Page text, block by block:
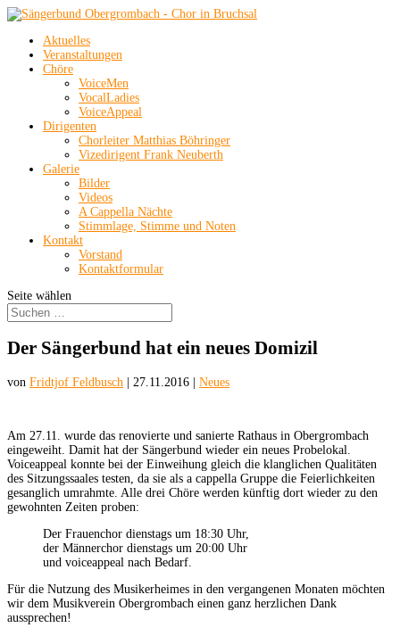
Aktuelles
Veranstaltungen
Chöre
VoiceMen
VocalLadies
VoiceAppeal
Dirigenten
Chorleiter Matthias Böhringer
Vizedirigent Frank Neuberth
Galerie
Bilder
Videos
A Cappella Nächte
Stimmlage, Stimme und Noten
Kontakt
Vorstand
Kontaktformular
Seite wählen
Der Sängerbund hat ein neues Domizil
von Fridtjof Feldbusch 27.11.2016 Neues
Am 27.11. wurde das renovierte und sanierte Rathaus in Obergrombach
eingeweiht. Damit hat der Sängerbund wieder ein neues Probelokal.
Voiceappeal konnte bei der Einweihung gleich die klanglichen Qualitäten
des Sitzungssaales testen, da sie als a cappella Gruppe die Feierlichkeiten
gesanglich umrahmte. Alle drei Chöre werden künftig dort wieder zu den
gewohnten Zeiten proben:
Der Frauenchor dienstags um 18:30 Uhr,
der Männerchor dienstags um 20:00 Uhr
und voiceappeal nach Bedarf.
Für die Nutzung des Musikerheimes in den vergangenen Monaten möchten
wir dem Musikverein Obergrombach einen ganz herzlichen Dank
aussprechen!